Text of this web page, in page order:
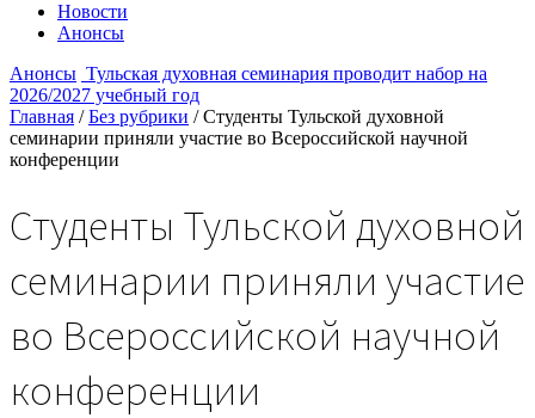
Новости
Анонсы
Анонсы Тульская духовная семинария проводит набор на
2026/2027 учебный год
Главная / Без рубрики / Студенты Тульской духовной
семинарии приняли участие во Всероссийской научной
конференции
Студенты Тульской духовной
семинарии приняли участие
во Всероссийской научной
конференции